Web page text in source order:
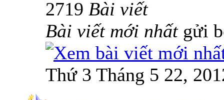
2719 Bài viết
Bài viết mới nhấtgửi
Thứ 3 Tháng 5 22,